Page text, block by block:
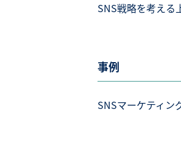
SNS戦略を考える
事例
SNSマーケティン